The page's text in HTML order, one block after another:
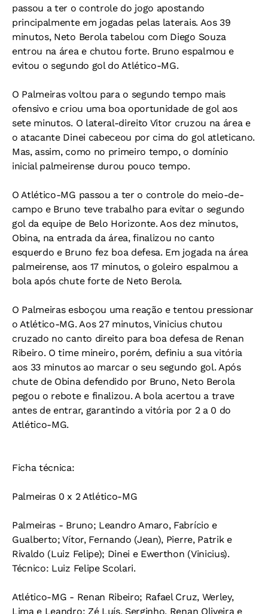
passou a ter o controle do jogo apostando
principalmente em jogadas pelas laterais. Aos 39
minutos, Neto Berola tabelou com Diego Souza
entrou na área e chutou forte. Bruno espalmou e
evitou o segundo gol do Atlético-MG.
O Palmeiras voltou para o segundo tempo mais
ofensivo e criou uma boa oportunidade de gol aos
sete minutos. O lateral-direito Vitor cruzou na área e
o atacante Dinei cabeceou por cima do gol atleticano.
Mas, assim, como no primeiro tempo, o domínio
inicial palmeirense durou pouco tempo.
O Atlético-MG passou a ter o controle do meio-de-
campo e Bruno teve trabalho para evitar o segundo
gol da equipe de Belo Horizonte. Aos dez minutos,
Obina, na entrada da área, finalizou no canto
esquerdo e Bruno fez boa defesa. Em jogada na área
palmeirense, aos 17 minutos, o goleiro espalmou a
bola após chute forte de Neto Berola.
O Palmeiras esboçou uma reação e tentou pressionar
o Atlético-MG. Aos 27 minutos, Vinicius chutou
cruzado no canto direito para boa defesa de Renan
Ribeiro. O time mineiro, porém, definiu a sua vitória
aos 33 minutos ao marcar o seu segundo gol. Após
chute de Obina defendido por Bruno, Neto Berola
pegou o rebote e finalizou. A bola acertou a trave
antes de entrar, garantindo a vitória por 2 a 0 do
Atlético-MG.
Ficha técnica:
Palmeiras 0 x 2 Atlético-MG
Palmeiras - Bruno; Leandro Amaro, Fabrício e
Gualberto; Vítor, Fernando (Jean), Pierre, Patrik e
Rivaldo (Luiz Felipe); Dinei e Ewerthon (Vinicius).
Técnico: Luiz Felipe Scolari.
Atlético-MG - Renan Ribeiro; Rafael Cruz, Werley,
Lima e Leandro; Zé Luís, Serginho, Renan Oliveira e